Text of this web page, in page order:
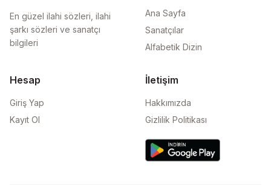
En güzel ilahi sözleri, ilahi
şarkı sözleri ve sanatçı
bilgileri
Ana Sayfa
Sanatçılar
Alfabetik Dizin
Hesap
Giriş Yap
Kayıt Ol
İletişim
Hakkımızda
Gizlilik Politikası